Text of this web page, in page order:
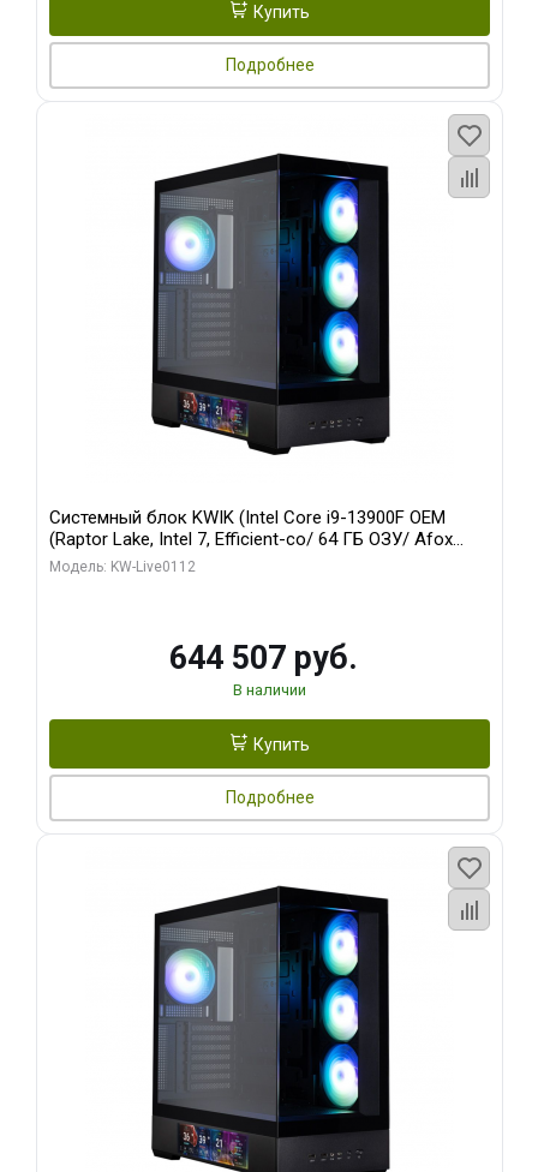
Купить
Подробнее
Системный блок KWIK (Intel Core i9-13900F OEM
(Raptor Lake, Intel 7, Efficient-co/ 64 ГБ ОЗУ/ Afox
RTX4090 24GB GDDR6X 384-Bit 3xDP HDMI ATX Turbo/
Модель: KW-Live0112
644 507 руб.
В наличии
Купить
Подробнее